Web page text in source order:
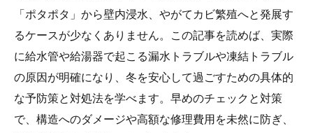
「ポタポタ」から壁内浸水、やがてカビ繁殖へと発展す
るケースが少なくありません。この記事を読めば、実際
に給水管や給湯器で起こる漏水トラブルや凍結トラブル
の原因が明確になり、冬を安心して過ごすための具体的
な予防策と対処法を学べます。早めのチェックと対策
で、構造へのダメージや高額な修理費用を未然に防ぎ、